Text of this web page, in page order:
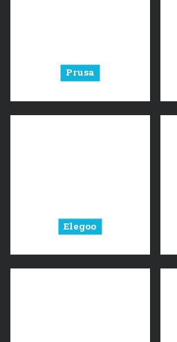
Prusa
Elegoo